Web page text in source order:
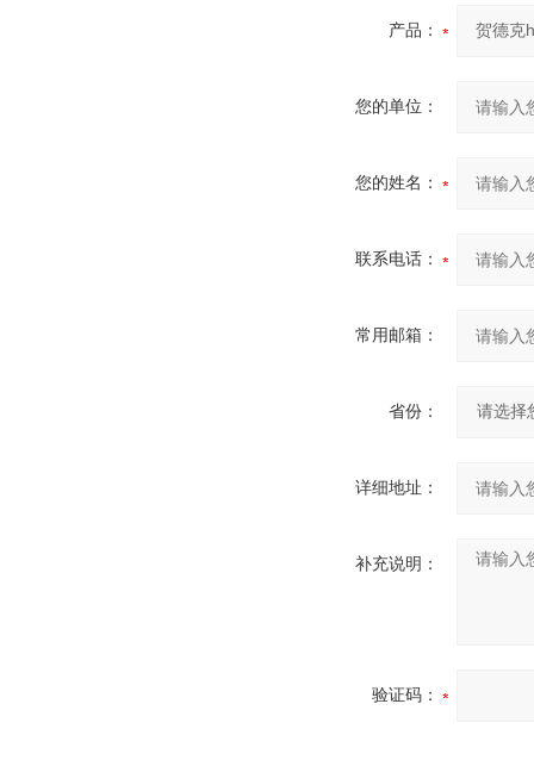
产品：
您的单位：
您的姓名：
联系电话：
常用邮箱：
省份：
详细地址：
补充说明：
验证码：